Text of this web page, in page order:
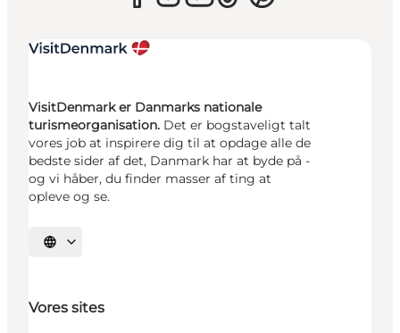
VisitDenmark er Danmarks nationale
turismeorganisation. Det er bogstaveligt talt
vores job at inspirere dig til at opdage alle de
bedste sider af det, Danmark har at byde på -
og vi håber, du finder masser af ting at
opleve og se.
Vælg sprog
Vores sites